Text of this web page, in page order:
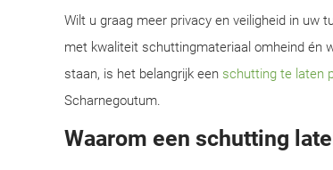
Wilt u graag meer privacy en veiligheid in uw
met kwaliteit schuttingmateriaal omheind én
staan, is het belangrijk een schutting te laten
Scharnegoutum.
Waarom een schutting